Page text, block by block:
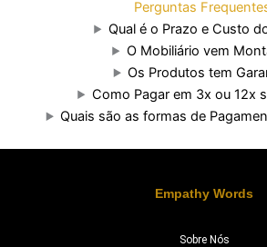
Perguntas
Qual é o Prazo e Custo
O Mobiliário vem
Os Produtos tem
Como Pagar em 3x ou 12x
Quais são as formas de
Empathy Words
Sobre Nós